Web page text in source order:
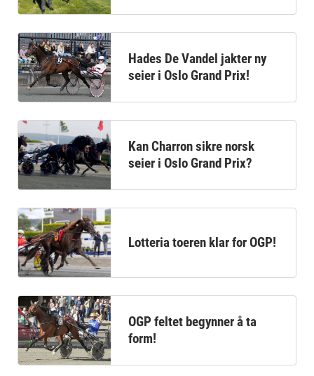
Hades De Vandel jakter ny
seier i Oslo Grand Prix!
Kan Charron sikre norsk
seier i Oslo Grand Prix?
Lotteria toeren klar for OGP!
OGP feltet begynner å ta
form!